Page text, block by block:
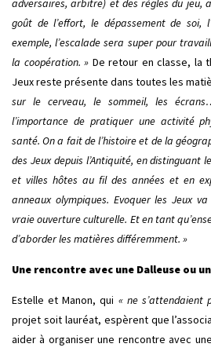
adversaires, arbitre) et des règles du jeu,
goût de l’effort, le dépassement de soi,
exemple, l’escalade sera super pour
la coopération. » De retour en classe, la
Jeux reste présente dans toutes les
sur le cerveau, le sommeil, les
l’importance de pratiquer une activité
santé. On a fait de l’histoire et de la
des Jeux depuis l’Antiquité, en distinguant
et villes hôtes au fil des années et en
anneaux olympiques. Evoquer les Jeux
vraie ouverture culturelle. Et en tant
d’aborder les matières différemment. »
Une rencontre avec une Dalleuse ou
Estelle et Manon, qui « ne s’attendaient
projet soit lauréat, espèrent que
aider à organiser une rencontre avec